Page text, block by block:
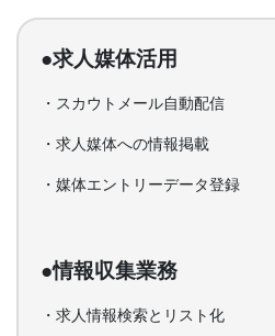
●求人媒体活用
・スカウトメール自動配信
・求人媒体への情報掲載
・媒体エントリーデータ登録
●情報収集業務
・求人情報検索とリスト化